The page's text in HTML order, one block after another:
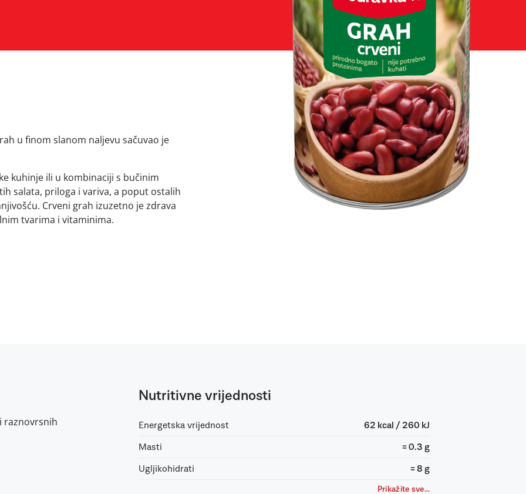
u finom slanom naljevu sačuvao je
kuhinje ili u kombinaciji s bučinim
salata, priloga i variva, a poput ostalih
Crveni grah izuzetno je zdrava
tvarima i vitaminima.
raznovrsnih
Nutritivne vrijednosti
Energetska vrijednost 62 kcal / 260 kJ
Masti = 0.3 g
Ugljikohidrati = 8 g
Prikažite sve...